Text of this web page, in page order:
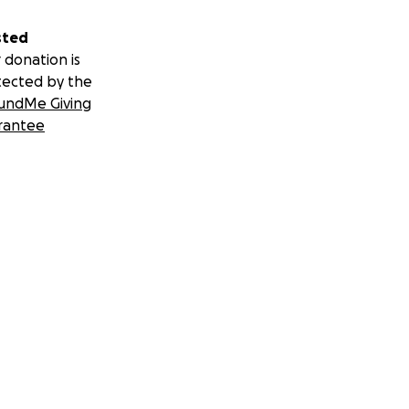
donation is
by the
Giving